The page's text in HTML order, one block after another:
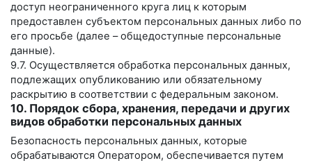
доступ неограниченного круга лиц к которым
предоставлен субъектом персональных данных либо по
его просьбе (далее – общедоступные персональные
данные).
9.7. Осуществляется обработка персональных данных,
подлежащих опубликованию или обязательному
раскрытию в соответствии с федеральным законом.
10. Порядок сбора, хранения, передачи и других
видов обработки персональных данных
Безопасность персональных данных, которые
обрабатываются Оператором, обеспечивается путем